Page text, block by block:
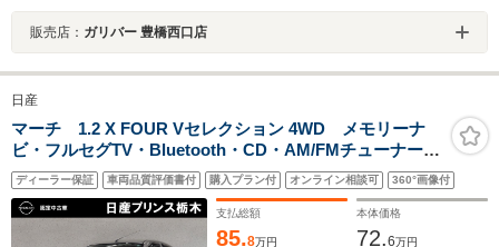
販売店： ガリバー 豊橋西口店
日産
マーチ 1.2 X FOUR Vセレクション 4WD メモリーナ
ビ・フルセグTV・Bluetooth・CD・AM/FMチューナー・
ETC・ドライブレコーダー・エアコン・エアバッグ・
ABS・横滑り防止装置
ディーラー保証 車両品質評価書付 購入プラン付 オンライン相談可 360°画像付
支払総額
85.8万円
本体価格
72.6万円